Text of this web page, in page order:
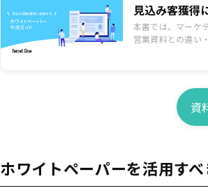
見込み客獲得
本書では、マーケ
営業資料との違い
資
ホワイトペーパーを活用す